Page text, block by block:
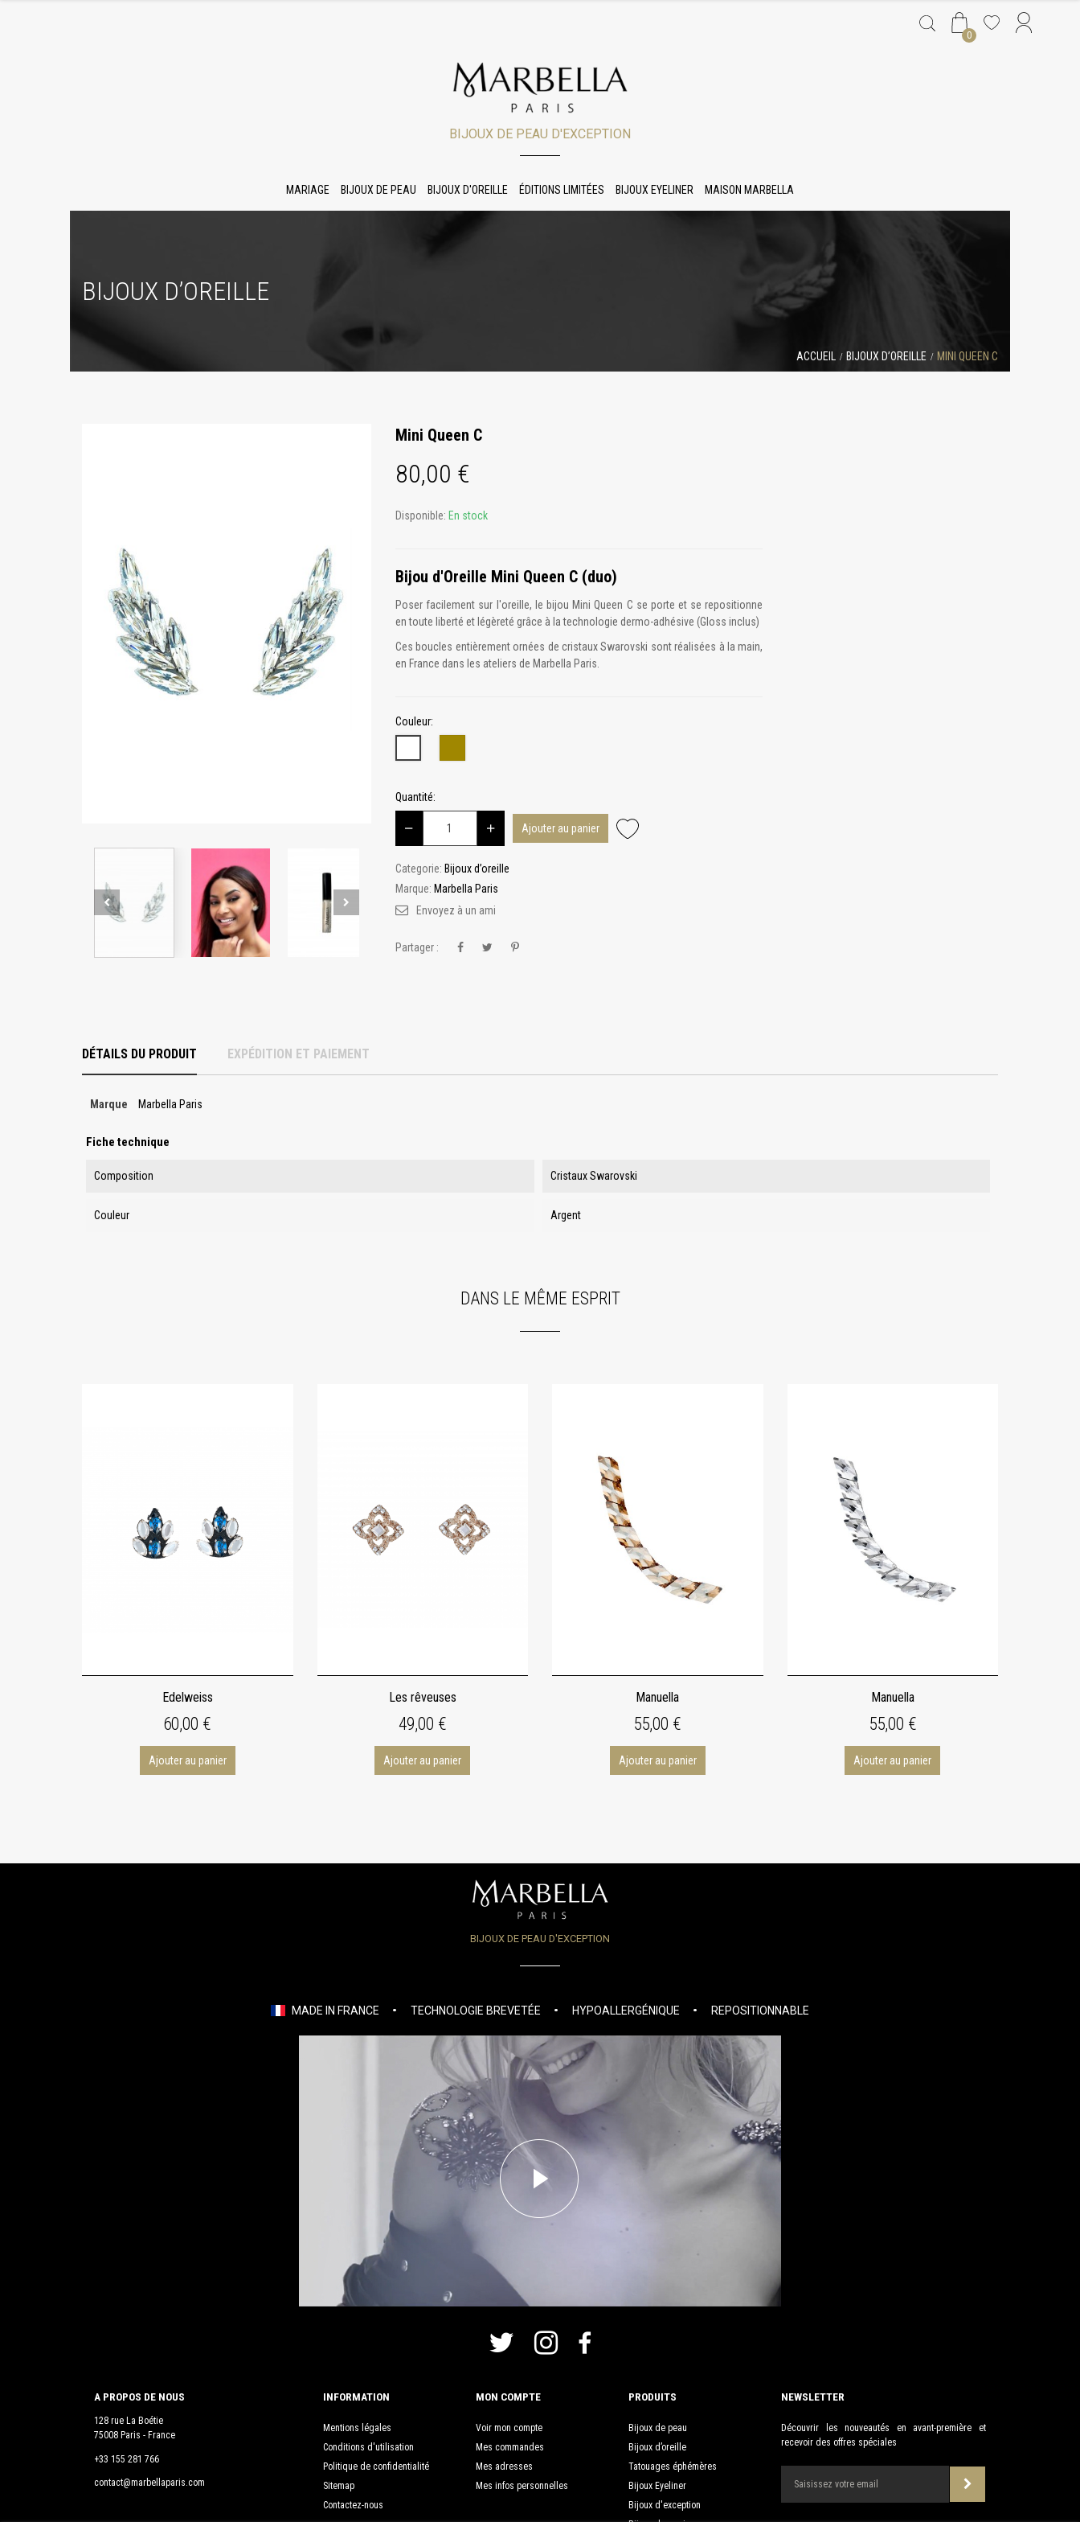
0
BIJOUX DE PEAU D'EXCEPTION
MARIAGE BIJOUX DE PEAU BIJOUX D'OREILLE ÉDITIONS LIMITÉES BIJOUX EYELINER MAISON MARBELLA
BIJOUX D’OREILLE
ACCUEIL BIJOUX D’OREILLE MINI QUEEN C
Mini Queen C
80,00 €
Disponible: En stock
Bijou d'Oreille Mini Queen C (duo)
Poser facilement sur l'oreille, le bijou Mini Queen C se porte et se repositionne
en toute liberté et légèreté grâce à la technologie dermo-adhésive (Gloss inclus)
Ces boucles entièrement ornées de cristaux Swarovski sont réalisées à la main,
en France dans les ateliers de Marbella Paris.
Couleur:
Quantité:
Ajouter au panier
Categorie: Bijoux d’oreille
Marque: Marbella Paris
Envoyez à un ami
Partager :
DÉTAILS DU PRODUIT EXPÉDITION ET PAIEMENT
Marque Marbella Paris
Fiche technique
Composition Cristaux Swarovski
Couleur Argent
DANS LE MÊME ESPRIT
Edelweiss
60,00 €
Ajouter au panier
Les rêveuses
49,00 €
Ajouter au panier
Manuella
55,00 €
Ajouter au panier
Manuella
55,00 €
Ajouter au panier
BIJOUX DE PEAU D'EXCEPTION
MADE IN FRANCE TECHNOLOGIE BREVETÉE HYPOALLERGÉNIQUE REPOSITIONNABLE
A PROPOS DE NOUS
128 rue La Boétie
75008 Paris - France
+33 155 281 766
contact@marbellaparis.com
INFORMATION
Mentions légales
Conditions d'utilisation
Politique de confidentialité
Sitemap
Contactez-nous
MON COMPTE
Voir mon compte
Mes commandes
Mes adresses
Mes infos personnelles
PRODUITS
Bijoux de peau
Bijoux d’oreille
Tatouages éphémères
Bijoux Eyeliner
Bijoux d'exception
NEWSLETTER
Découvrir les nouveautés en avant-première et
recevoir des offres spéciales